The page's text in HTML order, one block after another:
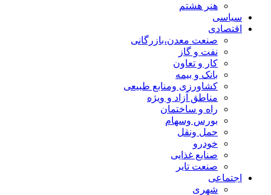
هنر هشتم
سیاسی
اقتصادی
صنعت معدن،بازرگانی
نفت و گاز
کار و تعاون
بانک و بیمه
کشاورزی ومنابع طبیعی
مناطق آزاد و ویژه
راه و ساختمان
بورس وسهام
حمل ونقل
خودرو
صنایع غذایی
صنعت تایر
اجتماعی
شهری